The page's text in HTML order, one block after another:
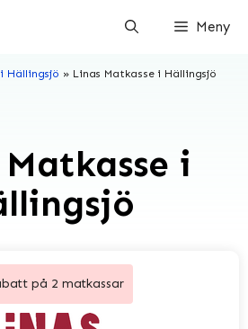
Meny
Hällingsjö » Linas Matkasse i Hällingsjö
i
på 2 matkassar